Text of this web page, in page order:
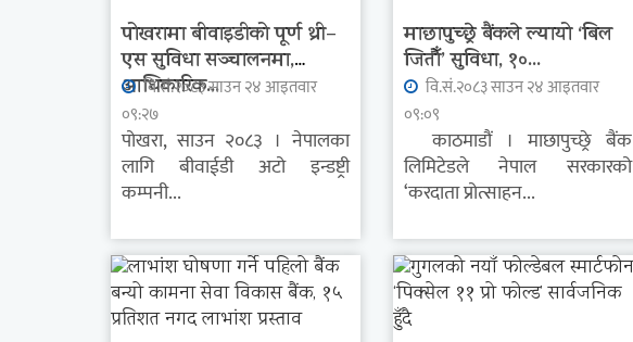
पोखरामा बीवाइडीको पूर्ण थ्री–
एस सुविधा सञ्चालनमा,
आधिकारिक...
वि.सं.२०८३ साउन २४ आइतवार
०९:२७
पोखरा, साउन २०८३ । नेपालका
लागि बीवाईडी अटो इन्डष्ट्री
कम्पनी...
माछापुच्छ्रे बैंकले ल्यायो ‘बिल
जितौँ’ सुविधा, १०...
वि.सं.२०८३ साउन २४ आइतवार
०९:०९
काठमाडौं । माछापुच्छ्रे बैंक
लिमिटेडले नेपाल सरकारको
‘करदाता प्रोत्साहन...